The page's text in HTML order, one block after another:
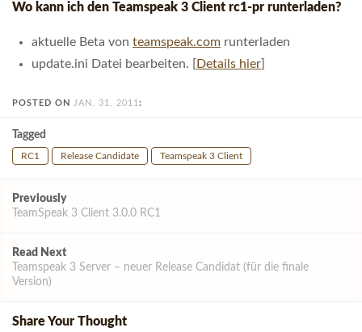
Wo kann ich den Teamspeak 3 Client rc1-pr runterladen?
aktuelle Beta von teamspeak.com runterladen
update.ini Datei bearbeiten. [
Details hier
POSTED ON JAN. 31, 2011 :
Tagged
RC1 Release Candidate Teamspeak 3 Client
navigation
Previously
TeamSpeak 3 Client 3.0.0 RC1
Read Next
Teamspeak 3 Server – neuer Release Candidat (für die finale
Version)
Share Your Thought